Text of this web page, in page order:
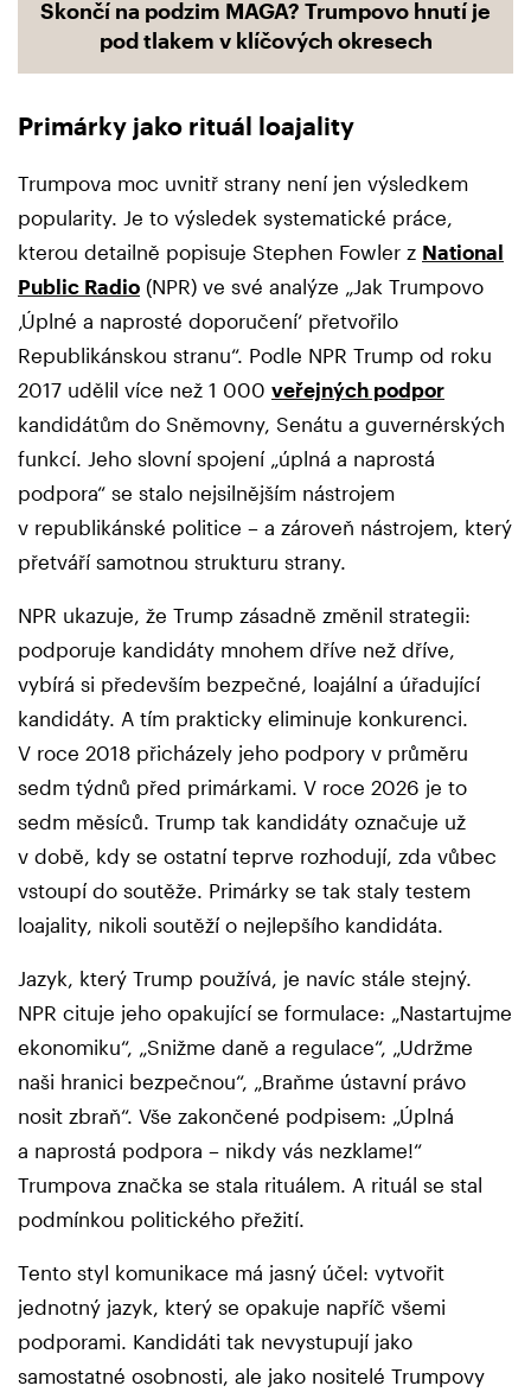
Skončí na podzim MAGA? Trumpovo hnutí je
pod tlakem v klíčových okresech
Primárky jako rituál loajality
Trumpova moc uvnitř strany není jen výsledkem
popularity. Je to výsledek systematické práce,
kterou detailně popisuje Stephen Fowler z National
Public Radio (NPR) ve své analýze „Jak Trumpovo
‚Úplné a naprosté doporučení‘ přetvořilo
Republikánskou stranu“. Podle NPR Trump od roku
2017 udělil více než 1 000 veřejných podpor
kandidátům do Sněmovny, Senátu a guvernérských
funkcí. Jeho slovní spojení „úplná a naprostá
podpora“ se stalo nejsilnějším nástrojem
v republikánské politice – a zároveň nástrojem, který
přetváří samotnou strukturu strany.
NPR ukazuje, že Trump zásadně změnil strategii:
podporuje kandidáty mnohem dříve než dříve,
vybírá si především bezpečné, loajální a úřadující
kandidáty. A tím prakticky eliminuje konkurenci.
V roce 2018 přicházely jeho podpory v průměru
sedm týdnů před primárkami. V roce 2026 je to
sedm měsíců. Trump tak kandidáty označuje už
v době, kdy se ostatní teprve rozhodují, zda vůbec
vstoupí do soutěže. Primárky se tak staly testem
loajality, nikoli soutěží o nejlepšího kandidáta.
Jazyk, který Trump používá, je navíc stále stejný.
NPR cituje jeho opakující se formulace: „Nastartujme
ekonomiku“, „Snižme daně a regulace“, „Udržme
naši hranici bezpečnou“, „Braňme ústavní právo
nosit zbraň“. Vše zakončené podpisem: „Úplná
a naprostá podpora – nikdy vás nezklame!“
Trumpova značka se stala rituálem. A rituál se stal
podmínkou politického přežití.
Tento styl komunikace má jasný účel: vytvořit
jednotný jazyk, který se opakuje napříč všemi
podporami. Kandidáti tak nevystupují jako
samostatné osobnosti, ale jako nositelé Trumpovy